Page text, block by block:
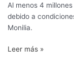
Al menos 4
debido a
Monilia.
Leer más »